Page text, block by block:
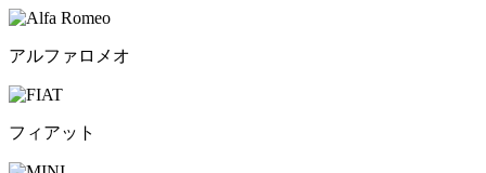
アルファロメオ
フィアット